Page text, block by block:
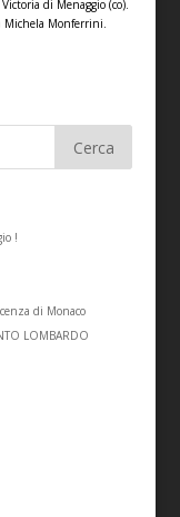
di Menaggio (co).
Michela Monferrini.
!
di Monaco
LOMBARDO